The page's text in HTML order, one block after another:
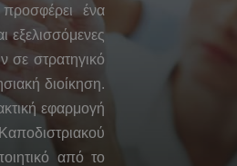
ένα
σε στρατηγικό
διοίκηση.
εφαρμογή
από το